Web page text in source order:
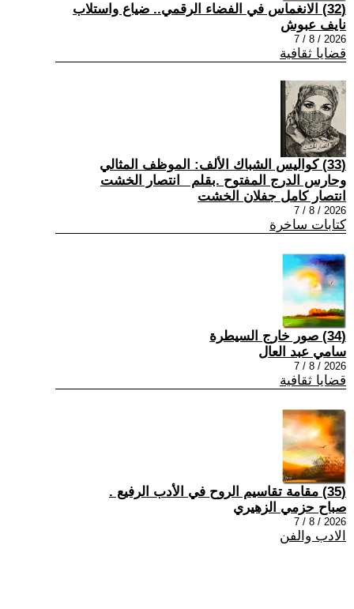
(32) الانغماس في الفضاء الرقمي.. ضياع واستلاب
نايف عبوش
2026 / 8 / 7
قضايا ثقافية
(33) كواليس الشباك الألف: الموظف المثالي
وحارس الدرج المفتوح .بقلم _انتصار الخشت
انتصار كامل جفلان الخشت
2026 / 8 / 7
كتابات ساخرة
(34) صور خارج السيطرة
سامي عبد العال
2026 / 8 / 7
قضايا ثقافية
(35) مقامة تقاسيم الروح في الأدب الرفيع .
صباح حزمي الزهيري
2026 / 8 / 7
الادب والفن